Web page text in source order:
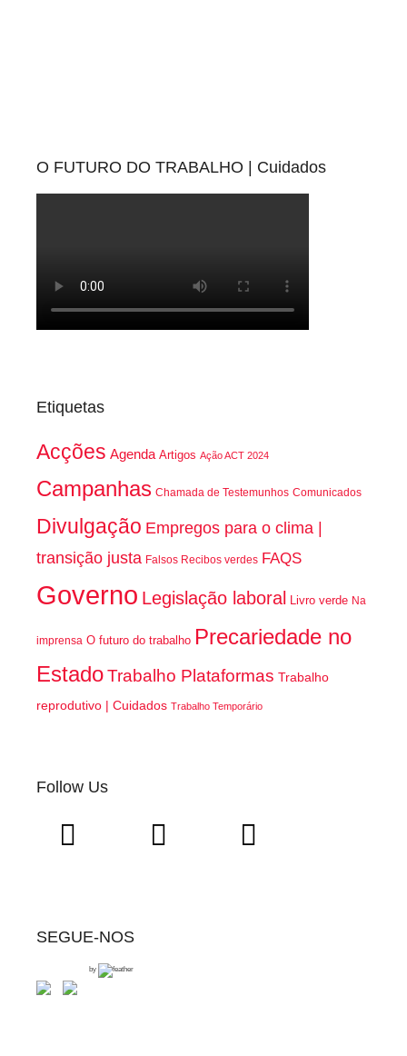
O FUTURO DO TRABALHO | Cuidados
Etiquetas
Acções Agenda Artigos Ação ACT 2024
Campanhas Chamada de Testemunhos Comunicados
Divulgação Empregos para o clima |
transição justa Falsos Recibos verdes FAQS
Governo Legislação laboral Livro verde Na
imprensa O futuro do trabalho Precariedade no
EstadoTrabalho Plataformas Trabalho
reprodutivo | Cuidados Trabalho Temporário
Follow Us
SEGUE-NOS
by